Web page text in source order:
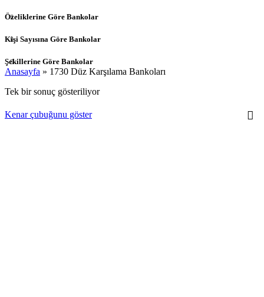
Özeliklerine Göre Bankolar
Kişi Sayısına Göre Bankolar
Şekillerine Göre Bankolar
Anasayfa » 1730 Düz Karşılama Bankoları
Tek bir sonuç gösteriliyor
Kenar çubuğunu göster